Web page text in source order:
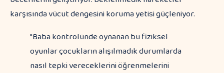
karşısında vücut dengesini koruma yetisi güçleniyor.
"Baba kontrolünde oynanan bu fiziksel
oyunlar çocukların alışılmadık durumlarda
nasıl tepki vereceklerini öğrenmelerini